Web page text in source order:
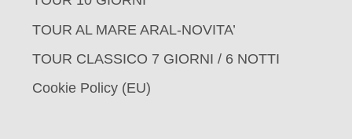
TOUR AL MARE ARAL-NOVITA’
TOUR CLASSICO 7 GIORNI / 6 NOTTI
Cookie Policy (EU)